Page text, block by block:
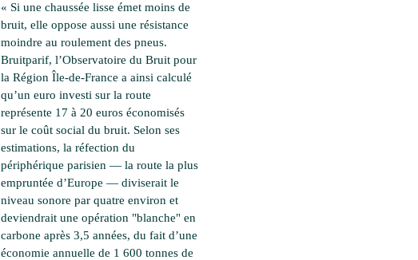
« Si une chaussée lisse émet moins de
bruit, elle oppose aussi une résistance
moindre au roulement des pneus.
Bruitparif, l’Observatoire du Bruit pour
la Région Île-de-France a ainsi calculé
qu’un euro investi sur la route
représente 17 à 20 euros économisés
sur le coût social du bruit. Selon ses
estimations, la réfection du
périphérique parisien — la route la plus
empruntée d’Europe — diviserait le
niveau sonore par quatre environ et
deviendrait une opération "blanche" en
carbone après 3,5 années, du fait d’une
économie annuelle de 1 600 tonnes de